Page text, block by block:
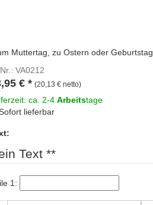
Muttertag, zu Ostern oder Geburtstag.
VA0212
€ * (20,13 € netto)
ca. 2-4 Arbeitstage
lieferbar
Text **
1: